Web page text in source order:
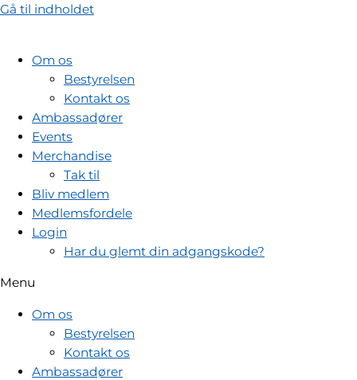
Gå til indholdet
Om os
Bestyrelsen
Kontakt os
Ambassadører
Events
Merchandise
Tak til
Bliv medlem
Medlemsfordele
Login
Har du glemt din adgangskode?
Menu
Om os
Bestyrelsen
Kontakt os
Ambassadører